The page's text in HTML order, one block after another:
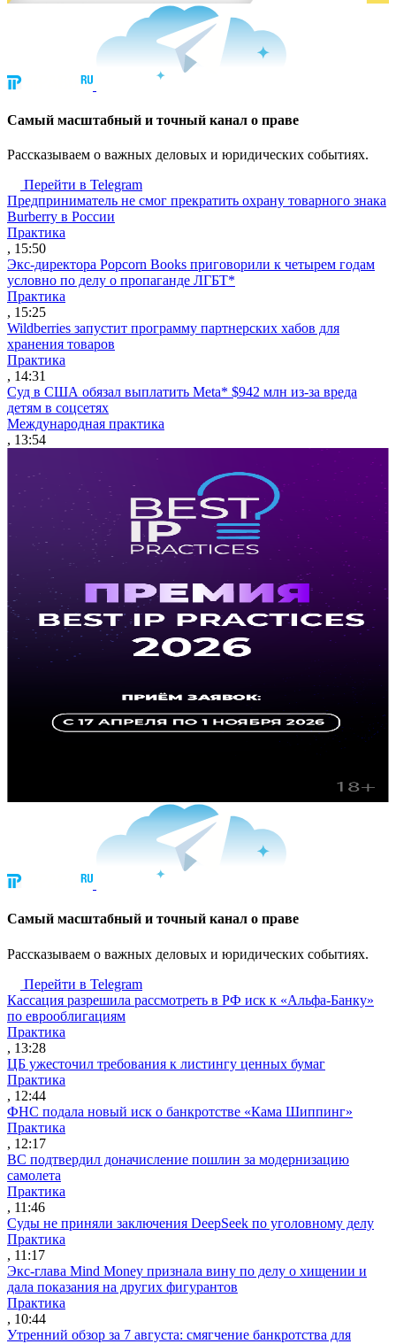
Cамый масштабный и точный канал о праве
Рассказываем о важных деловых и юридических событиях.
Перейти в Telegram
Предприниматель не смог прекратить охрану товарного знака
Burberry в России
Практика
, 15:50
Экс-директора Popcorn Books приговорили к четырем годам
условно по делу о пропаганде ЛГБТ*
Практика
, 15:25
Wildberries запустит программу партнерских хабов для
хранения товаров
Практика
, 14:31
Суд в США обязал выплатить Meta* $942 млн из-за вреда
детям в соцсетях
Международная практика
, 13:54
Cамый масштабный и точный канал о праве
Рассказываем о важных деловых и юридических событиях.
Перейти в Telegram
Кассация разрешила рассмотреть в РФ иск к «Альфа-Банку»
по еврооблигациям
Практика
, 13:28
ЦБ ужесточил требования к листингу ценных бумаг
Практика
, 12:44
ФНС подала новый иск о банкротстве «Кама Шиппинг»
Практика
, 12:17
ВС подтвердил доначисление пошлин за модернизацию
самолета
Практика
, 11:46
Суды не приняли заключения DeepSeek по уголовному делу
Практика
, 11:17
Экс-глава Mind Money признала вину по делу о хищении и
дала показания на других фигурантов
Практика
, 10:44
Утренний обзор за 7 августа: смягчение банкротства для